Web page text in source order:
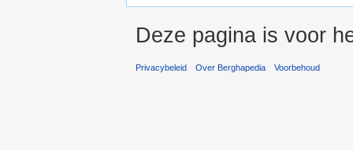
Deze pagina is voor
Privacybeleid Over Berghapedia Voorbehoud